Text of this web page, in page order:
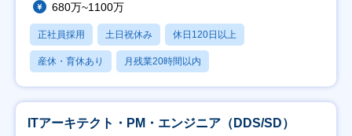
680万~1100万
正社員採用 土日祝休み 休日120日以上
産休・育休あり 月残業20時間以内
ITアーキテクト・PM・エンジニア（DDS/SD）